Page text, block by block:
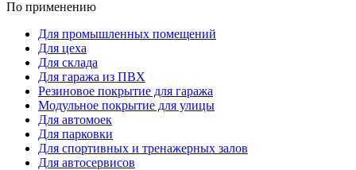
По применению
Для промышленных помещений
Для цеха
Для склада
Для гаража из ПВХ
Резиновое покрытие для гаража
Модульное покрытие для улицы
Для автомоек
Для парковки
Для спортивных и тренажерных залов
Для автосервисов